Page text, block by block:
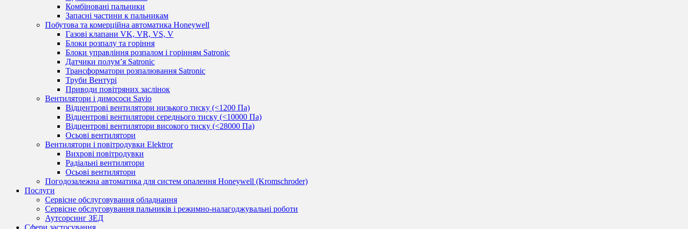
Комбіновані пальники
Запасні частини к пальникам
Побутова та комерційна автоматика Honeywell
Газові клапани VK, VR, VS, V
Блоки розпалу та горіння
Блоки управління розпалом і горінням Satronic
Датчики полум’я Satronic
Трансформатори розпалювання Satronic
Труби Вентурі
Приводи повітряних заслінок
Вентилятори і димососи Savio
Відцентрові вентилятори низького тиску (<1200 Па)
Відцентрові вентилятори середнього тиску (<10000 Па)
Відцентрові вентилятори високого тиску (<28000 Па)
Осьові вентилятори
Вентилятори і повітродувки Elektror
Вихрові повітродувки
Радіальні вентилятори
Осьові вентилятори
Погодозалежна автоматика для систем опалення Honeywell (Kromschroder)
Послуги
Сервісне обслуговування обладнання
Сервісне обслуговування пальників і режимно-налагоджувальні роботи
Аутсорсинг ЗЕД
Сфери застосування